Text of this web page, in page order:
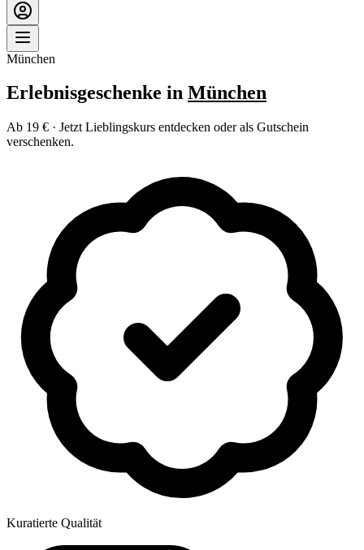
München
Erlebnisgeschenke in München
Ab 19 € · Jetzt Lieblingskurs entdecken oder als Gutschein
verschenken.
Kuratierte Qualität